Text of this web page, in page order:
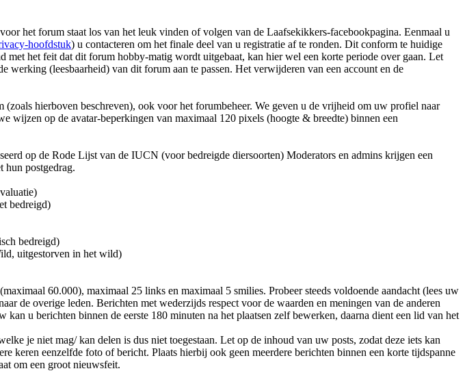
het forum staat los van het leuk vinden of volgen van de Laafsekikkers-facebookpagina. Eenmaal u
hoofdstuk) u contacteren om het finale deel van u registratie af te ronden. Dit conform te huidige
het feit dat dit forum hobby-matig wordt uitgebaat, kan hier wel een korte periode over gaan. Let
(leesbaarheid) van dit forum aan te passen. Het verwijderen van een account en de
hierboven beschreven), ook voor het forumbeheer. We geven u de vrijheid om uw profiel naar
op de avatar-beperkingen van maximaal 120 pixels (hoogte & breedte) binnen een
op de Rode Lijst van de IUCN (voor bedreigde diersoorten) Moderators en admins krijgen een
hun postgedrag.
bedreigd)
bedreigd)
uitgestorven in het wild)
60.000), maximaal 25 links en maximaal 5 smilies. Probeer steeds voldoende aandacht (lees uw
de overige leden. Berichten met wederzijds respect voor de waarden en meningen van de anderen
u berichten binnen de eerste 180 minuten na het plaatsen zelf bewerken, daarna dient een lid van het
je niet mag/ kan delen is dus niet toegestaan. Let op de inhoud van uw posts, zodat deze iets kan
keren eenzelfde foto of bericht. Plaats hierbij ook geen meerdere berichten binnen een korte tijdspanne
om een groot nieuwsfeit.